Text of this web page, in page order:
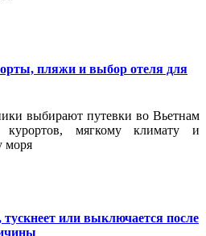
пляжи и выбор отеля для
выбирают путевки во Вьетнам
курортов, мягкому климату и
моря
или выключается после